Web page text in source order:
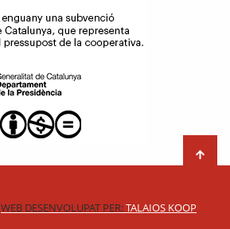
WEB DESENVOLUPAT PER:TALAIOS KOOP